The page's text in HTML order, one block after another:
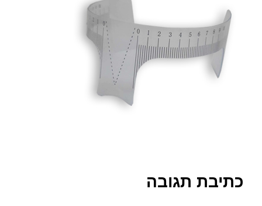
סמן קישורים
לאפס
את
כל
האפשרויות
cached
כתיבת תגובה